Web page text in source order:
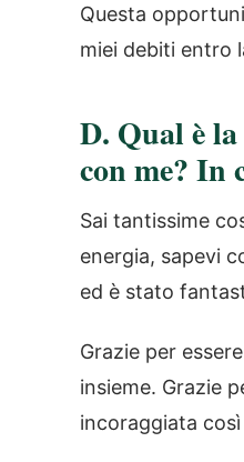
Questa
miei debiti entro
D. Qual è
con me? In
Sai tantissime
energia, sapevi
ed è stato
Grazie per
insieme. Grazie
incoraggiata